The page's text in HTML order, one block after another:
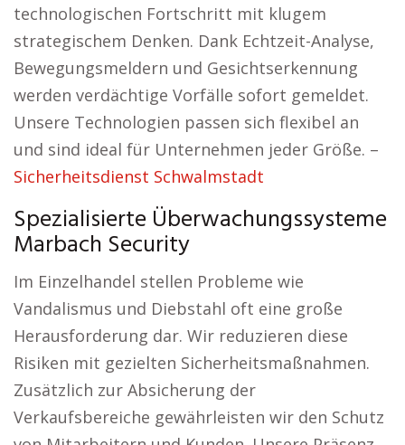
technologischen Fortschritt mit klugem
strategischem Denken. Dank Echtzeit-Analyse,
Bewegungsmeldern und Gesichtserkennung
werden verdächtige Vorfälle sofort gemeldet.
Unsere Technologien passen sich flexibel an
und sind ideal für Unternehmen jeder Größe. –
Sicherheitsdienst Schwalmstadt
Spezialisierte Überwachungssysteme
Marbach Security
Im Einzelhandel stellen Probleme wie
Vandalismus und Diebstahl oft eine große
Herausforderung dar. Wir reduzieren diese
Risiken mit gezielten Sicherheitsmaßnahmen.
Zusätzlich zur Absicherung der
Verkaufsbereiche gewährleisten wir den Schutz